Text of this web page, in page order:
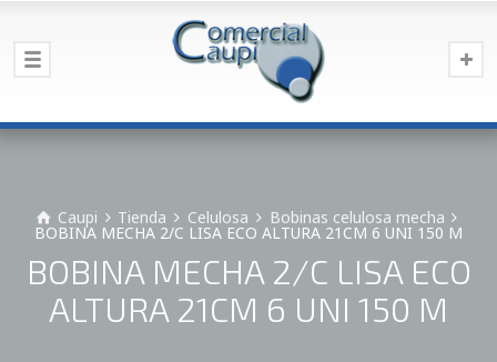
Caupi Tienda Celulosa Bobinas celulosa mecha
BOBINA MECHA 2/C LISA ECO ALTURA 21CM 6 UNI 150 M
BOBINA MECHA 2/C LISA ECO
ALTURA 21CM 6 UNI 150 M